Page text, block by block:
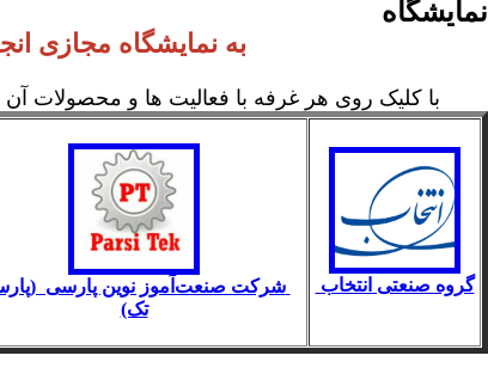
نمایشگاه
به نمایشگاه مجازی
با کلیک روی هر غرفه با فعالیت ها و محصولات
گروه صنعتی انتخاب
شرکت صنعت‌آموز نوین پارسی
تک)